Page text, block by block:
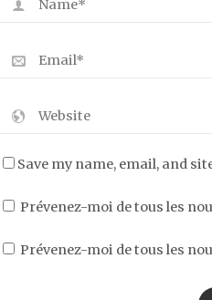
Save my name, email, and
Prévenez-moi de tous les
Prévenez-moi de tous les